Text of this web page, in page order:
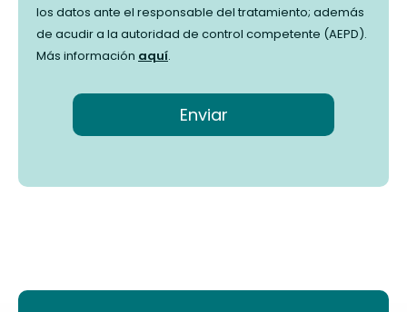
los datos ante el responsable del tratamiento; además
de acudir a la autoridad de control competente (AEPD).
Más información aquí.